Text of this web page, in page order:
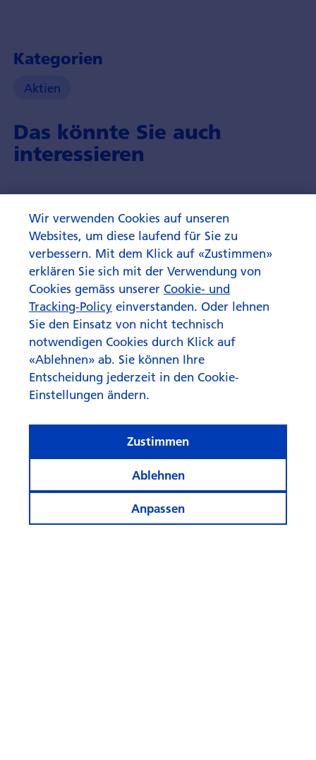
Kategorien
Aktien
Das könnte Sie auch
interessieren
Wir verwenden Cookies auf unseren
Websites, um diese laufend für Sie zu
verbessern. Mit dem Klick auf «Zustimmen»
erklären Sie sich mit der Verwendung von
Cookies gemäss unserer Cookie- und
Tracking-Policy einverstanden. Oder lehnen
Sie den Einsatz von nicht technisch
notwendigen Cookies durch Klick auf
«Ablehnen» ab. Sie können Ihre
Entscheidung jederzeit in den Cookie-
Einstellungen ändern.
Anpassen
Ablehnen
Zustimmen